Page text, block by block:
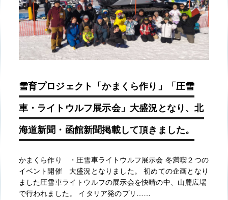
雪育プロジェクト「かまくら作り」「圧雪
車・ライトウルフ展示会」大盛況となり、北
海道新聞・函館新聞掲載して頂きました。
かまくら作り ・圧雪車ライトウルフ展示会 冬満喫２つの
イベント開催 大盛況となりました。 初めての企画となり
ました圧雪車ライトウルフの展示会を快晴の中、山麓広場
で行われました。 イタリア発のプリ……